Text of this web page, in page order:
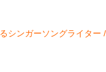
シンガーソングライター /